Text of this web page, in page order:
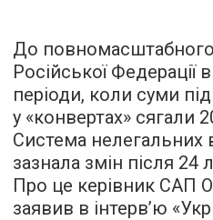
До
Російської Федерації
періоди, коли суми
у «конвертах» сягали
Система нелегальних
зазнала змін після 24
Про це керівник САП
заявив в інтерв’ю